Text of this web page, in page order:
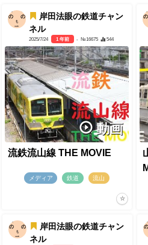
岸田法眼の鉄道チャン
ネル
2025/7/24 1 年前 - №16675 544
動画
流鉄流山線 THE MOVIE
メディア 鉄道 流山
岸田法眼の鉄道チャン
ネル